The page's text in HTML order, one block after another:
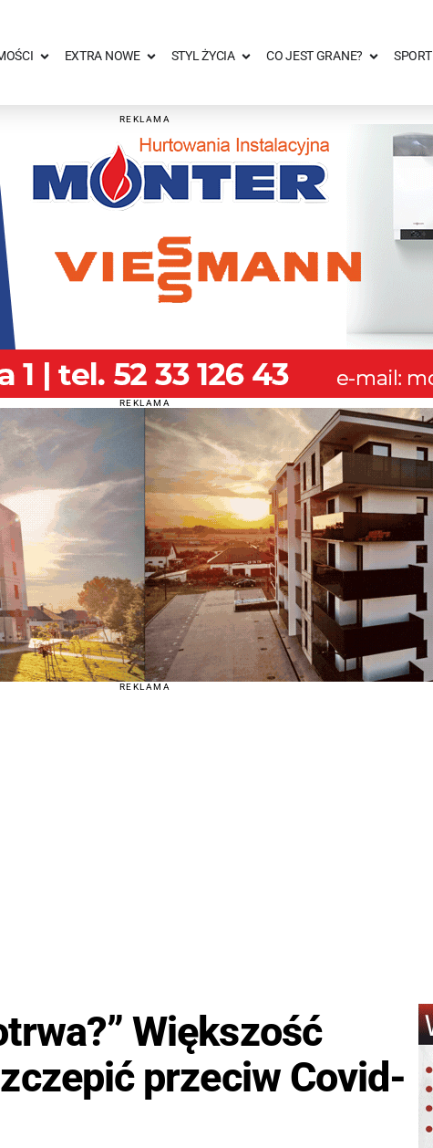
EXTRA NOWE STYL ŻYCIA CO JEST GRANE? SPORT
REKLAMA
REKLAMA
REKLAMA
Większość
przeciw Covid-